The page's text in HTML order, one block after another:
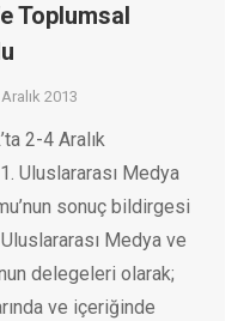
Toplumsal
2013
2-4 Aralık
Uluslararası Medya
sonuç bildirgesi
Medya ve
delegeleri olarak;
ve içeriğinde